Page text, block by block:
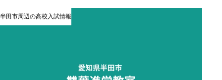
半田市周辺の高校入試情報